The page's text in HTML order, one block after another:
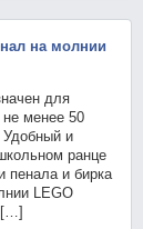
на молнии
для
менее 50
Удобный и
ранце
пенала и бирка
LEGO
[…]